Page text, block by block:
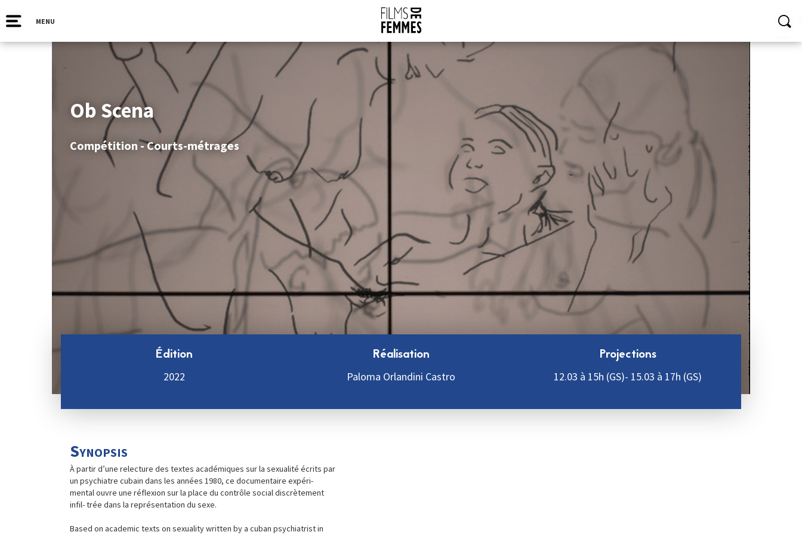
MENU
Ob Scena
Compétition - Courts-métrages
Édition
2022
Réalisation
Paloma Orlandini Castro
Projections
12.03 à 15h (GS)- 15.03 à 17h (GS)
Synopsis
À partir d’une relecture des textes académiques sur la sexualité écrits par
un psychiatre cubain dans les années 1980, ce documentaire expéri-
mental ouvre une réflexion sur la place du contrôle social discrètement
infil- trée dans la représentation du sexe.
Based on academic texts on sexuality written by a cuban psychiatrist in